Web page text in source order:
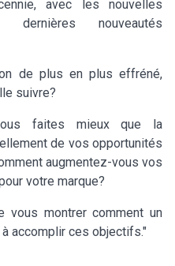
avec les nouvelles
nouveautés
de plus en plus effréné,
suivre?
faites mieux que la
de vos opportunités
augmentez-vous vos
votre marque?
vous montrer comment un
accomplir ces objectifs."